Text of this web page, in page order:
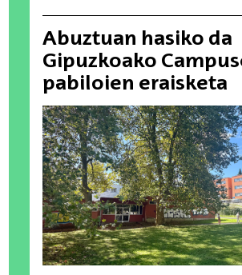
Abuztuan hasiko da
Gipuzkoako
pabiloien eraisketa